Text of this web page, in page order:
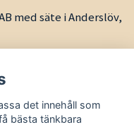
med säte i Anderslöv,
det innehåll som
bästa tänkbara